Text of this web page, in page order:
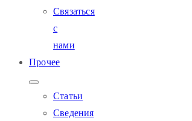
Связаться
с
нами
Прочее
Статьи
Сведения